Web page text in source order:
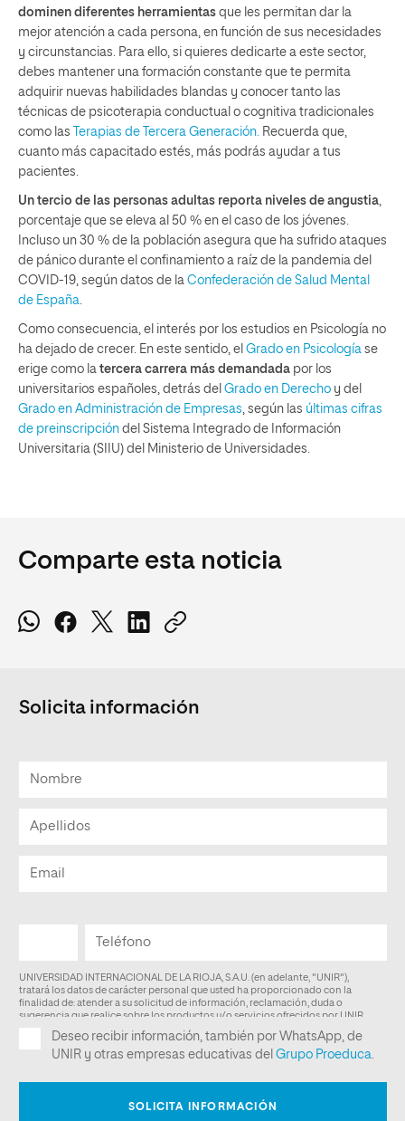
dominen diferentes herramientas que les permitan dar la
mejor atención a cada persona, en función de sus necesidades
y circunstancias. Para ello, si quieres dedicarte a este sector,
debes mantener una formación constante que te permita
adquirir nuevas habilidades blandas y conocer tanto las
técnicas de psicoterapia conductual o cognitiva tradicionales
como las
Terapias de Tercera Generación. Recuerda que,
cuanto más capacitado estés, más podrás ayudar a tus
pacientes.
Un tercio de las personas adultas reporta niveles de angustia
porcentaje que se eleva al 50 % en el caso de los jóvenes.
Incluso un 30 % de la población asegura que ha sufrido ataques
de pánico durante el confinamiento a raíz de la pandemia del
COVID-19, según datos de la Confederación de Salud Mental
de España
Como consecuencia, el interés por los estudios en Psicología no
ha dejado de crecer. En este sentido, el Grado en Psicología se
erige como la tercera carrera más demandada por los
universitarios españoles, detrás del Grado en Derecho y del
Grado en Administración de Empresas , según las últimas cifras
de preinscripción del Sistema Integrado de Información
Universitaria (SIIU) del Ministerio de Universidades.
Comparte esta noticia
Solicita información